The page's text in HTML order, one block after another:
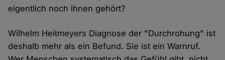
eigentlich noch ihnen gehört?
Wilhelm Heitmeyers Diagnose der "Durchrohung" ist
deshalb mehr als ein Befund. Sie ist ein Warnruf.